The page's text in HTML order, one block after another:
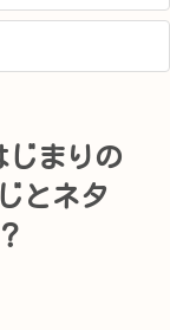
じまりの
とネタ